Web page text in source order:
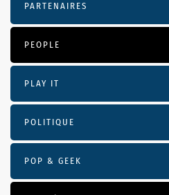
PARTENAIRES
PEOPLE
PLAY IT
POLITIQUE
POP & GEEK